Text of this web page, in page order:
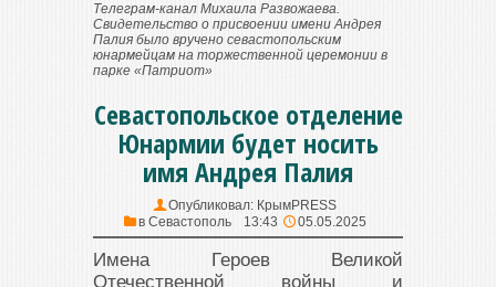
Телеграм-канал Михаила Развожаева.
Свидетельство о присвоении имени Андрея
Палия было вручено севастопольским
юнармейцам на торжественной церемонии в
парке «Патриот»
Севастопольское отделение
Юнармии будет носить
имя Андрея Палия
Опубликовал: КрымPRESS
в Севастополь 13:43 05.05.2025
Имена Героев Великой
Отечественной войны и